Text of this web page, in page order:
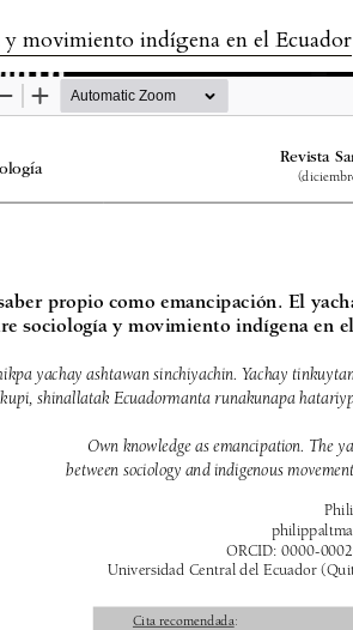
movimiento indígena en el Ecuador